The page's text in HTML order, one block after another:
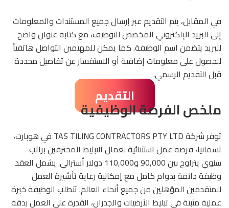
في المقابل، يتم التقديم عبر إرسال جميع المستندات والمعلومات
إلى البريد الإلكتروني المخصص للتوظيف، مع كتابة عنوان واضح
للبريد يتضمن اسم الوظيفة. كما يمكن للمهتمين التواصل هاتفياً
للحصول على معلومات إضافية أو الاستفسار عن تفاصيل محددة
قبل التقديم الرسمي.
التقديم
ملخص الفرصة الوظيفية
توفر شركة TAS TILING CONTRACTORS PTY LTD في هوبارت،
تسمانيا، فرصة عمل استثنائية لعمال التبليط المحترفين براتب
سنوي يتراوح بين 90,000 و110,000 دولار أسترالي. يشمل العقد
وظيفة دائمة بدوام كامل مع إمكانية رعاية تأشيرة العمل
للمتقدمين المؤهلين من جميع أنحاء العالم. تتطلب الوظيفة خبرة
عملية مثبتة في تبليط الأرضيات والجدران، القدرة على العمل بدقة